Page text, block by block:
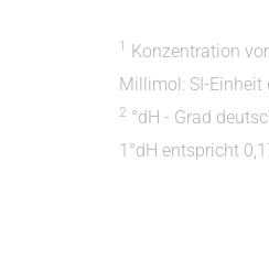
1
Konzentration
Millimol: SI-Einheit
2 °dH - Grad
1°dH entspricht